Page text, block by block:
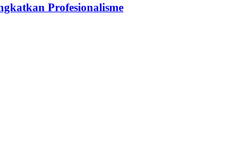
Profesionalisme